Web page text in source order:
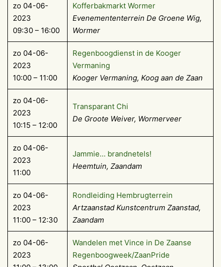
zo 04-06-
2023
09:30 – 16:00
Kofferbakmarkt Wormer
Evenemententerrein De Groene Wig,
Wormer
zo 04-06-
2023
10:00 – 11:00
Regenboogdienst in de Kooger
Vermaning
Kooger Vermaning, Koog aan de Zaan
zo 04-06-
2023
10:15 – 12:00
Transparant Chi
De Groote Weiver, Wormerveer
zo 04-06-
2023
11:00
Jammie… brandnetels!
Heemtuin, Zaandam
zo 04-06-
2023
11:00 – 12:30
Rondleiding Hembrugterrein
Artzaanstad Kunstcentrum Zaanstad,
Zaandam
zo 04-06-
2023
Wandelen met Vince in De Zaanse
Regenboogweek/ZaanPride